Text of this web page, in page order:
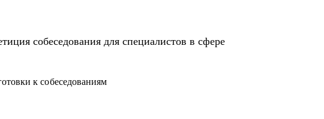
собеседования для специалистов в сфере
к собеседованиям